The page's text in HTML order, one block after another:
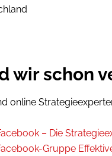
wir schon
online
– Die
Gruppe